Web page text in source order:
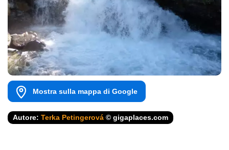
Mostra sulla mappa di Google
Autore: Terka Petingerová © gigaplaces.com